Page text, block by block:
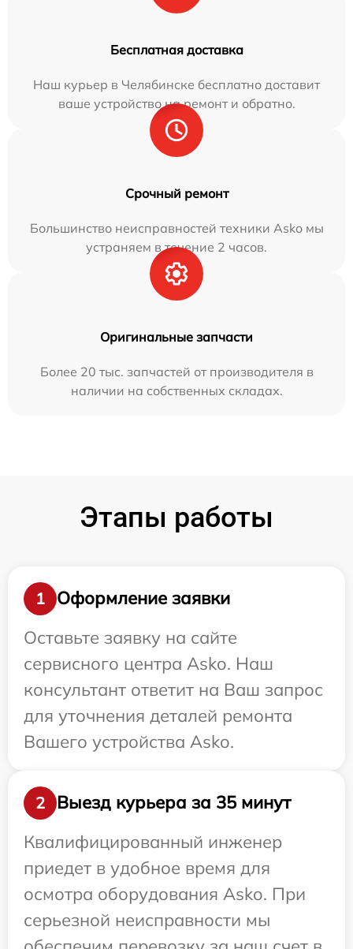
Бесплатная доставка
Наш курьер в Челябинске бесплатно доставит
ваше устройство на ремонт и обратно.
Срочный ремонт
Большинство неисправностей техники Asko мы
устраняем в течение 2 часов.
Оригинальные запчасти
Более 20 тыс. запчастей от производителя в
наличии на собственных складах.
Этапы работы
1
Оформление заявки
Оставьте заявку на сайте
сервисного центра Asko. Наш
консультант ответит на Ваш запрос
для уточнения деталей ремонта
Вашего устройства Asko.
2
Выезд курьера за 35 минут
Квалифицированный инженер
приедет в удобное время для
осмотра оборудования Asko. При
серьезной неисправности мы